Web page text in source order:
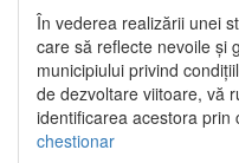
În vederea realizării unei
care să reflecte nevoile și
municipiului privind
de dezvoltare viitoare, vă
identificarea acestora
chestionar